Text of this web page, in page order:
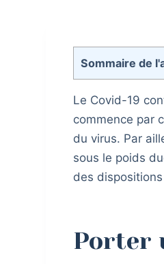
Sommaire de
Le Covid-19
commence par
du virus. Par
sous le poids
des
Porter